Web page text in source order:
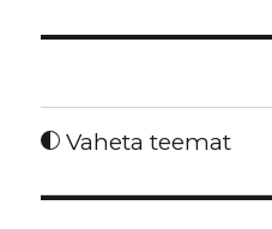
Vaheta teemat